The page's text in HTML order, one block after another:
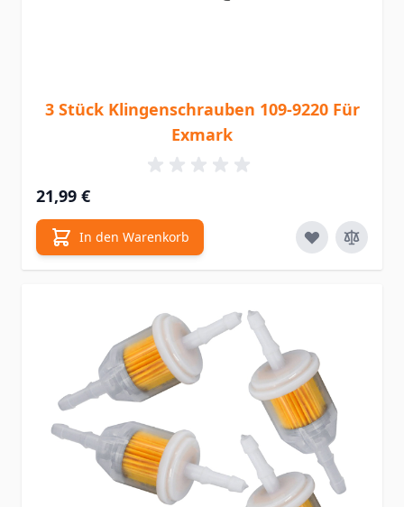
3 Stück Klingenschrauben 109-9220 Für
Exmark
21,99 €
In den Warenkorb